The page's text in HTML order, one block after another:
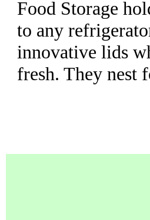
Food Storage
to any
innovative lids
fresh. They nest